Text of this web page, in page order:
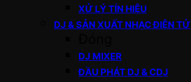
XỬ LÝ TÍN HIỆU
DJ & SẢN XUẤT NHẠC ĐIỆN TỬ
DJ MIXER
ĐẦU PHÁT DJ & CDJ